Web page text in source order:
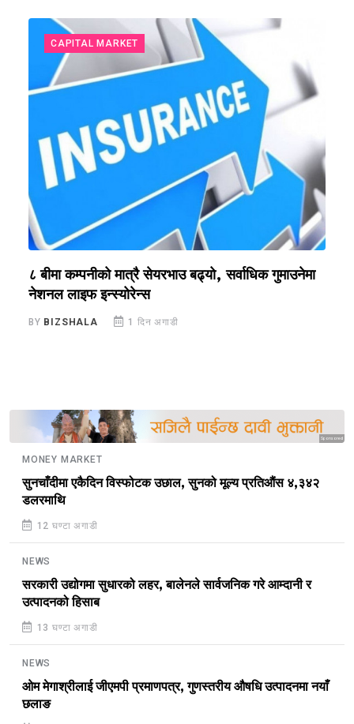
CAPITAL MARKET
८ बीमा कम्पनीको मात्रै सेयरभाउ बढ्यो, सर्वाधिक गुमाउनेमा
नेशनल लाइफ इन्स्योरेन्स
BY BIZSHALA 1 दिन अगाडी
Sponsored
MONEY MARKET
सुनचाँदीमा एकैदिन विस्फोटक उछाल, सुनको मूल्य प्रतिऔंस ४,३४२
डलरमाथि
12 घण्टा अगाडी
NEWS
सरकारी उद्योगमा सुधारको लहर, बालेनले सार्वजनिक गरे आम्दानी र
उत्पादनको हिसाब
13 घण्टा अगाडी
NEWS
ओम मेगाश्रीलाई जीएमपी प्रमाणपत्र, गुणस्तरीय औषधि उत्पादनमा नयाँ
छलाङ